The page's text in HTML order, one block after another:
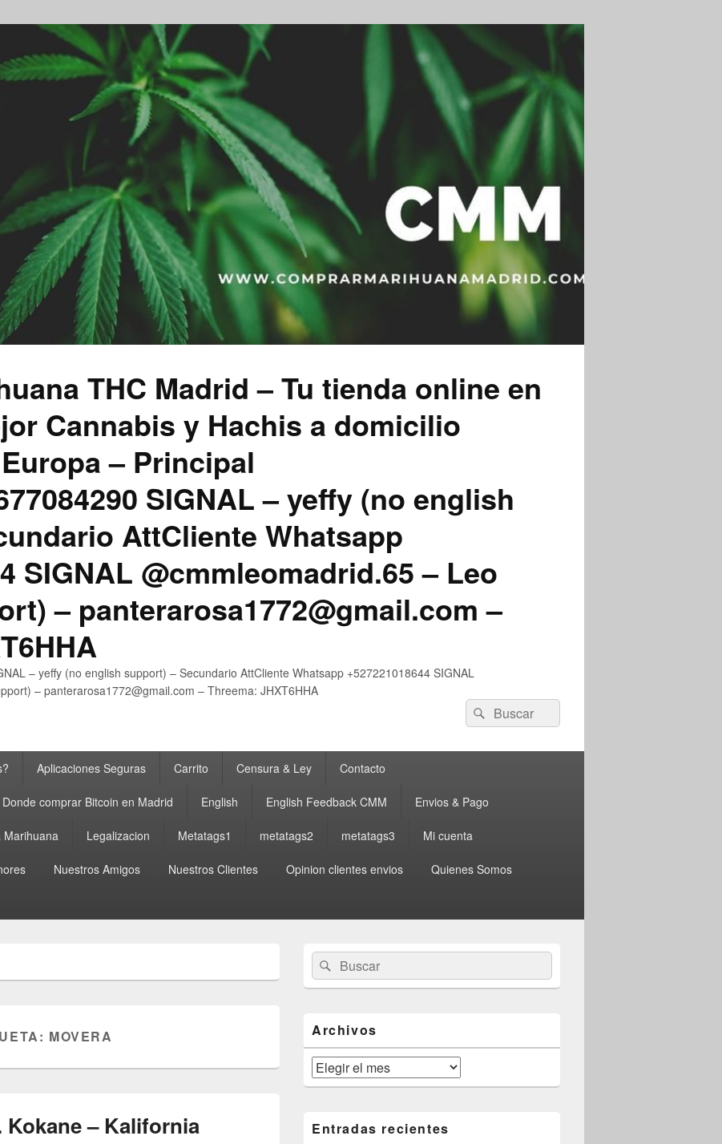
THC Madrid – Tu tienda online en
Cannabis y Hachis a domicilio
– Principal
SIGNAL – yeffy (no english
AttCliente Whatsapp
SIGNAL @cmmleomadrid.65 – Leo
– panterarosa1772@gmail.com –
– yeffy (no english support) – Secundario AttCliente Whatsapp +527221018644 SIGNAL
– panterarosa1772@gmail.com – Threema: JHXT6HHA
Buscar
por:
Buscar
Aplicaciones Seguras Carrito Censura & Ley Contacto
Donde comprar Bitcoin en Madrid English English Feedback CMM Envios & Pago
Marihuana Legalizacion Metatags1 metatags2 metatags3 Mi cuenta
Nuestros Amigos Nuestros Clientes Opinion clientes envios Quienes Somos
MOVERA
– Kalifornia
área
de
widget
lateral
primaria
Buscar
por:
Buscar
Archivos
Archivos
Entradas recientes